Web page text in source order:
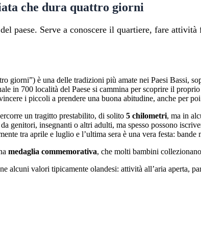
che dura quattro giorni
paese. Serve a conoscere il quartiere, fare
giorni”) è una delle tradizioni più amate nei Paesi Bassi,
in 700 località del Paese si cammina per scoprire il
i piccoli a prendere una buona abitudine, anche per
un tragitto prestabilito, di solito 5 chilometri, ma in
genitori, insegnanti o altri adulti, ma spesso possono
tra aprile e luglio e l’ultima sera è una vera festa:
medaglia commemorativa, che molti bambini
alcuni valori tipicamente olandesi: attività all’aria aperta,